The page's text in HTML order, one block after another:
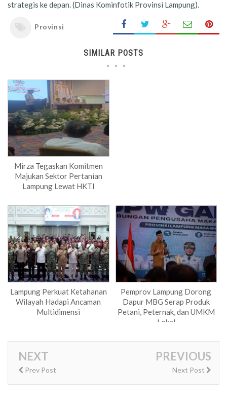
strategis ke depan. (Dinas Kominfotik Provinsi Lampung).
Provinsi
SIMILAR POSTS
Mirza Tegaskan Komitmen
Majukan Sektor Pertanian
Lampung Lewat HKTI
Lampung Perkuat Ketahanan
Wilayah Hadapi Ancaman
Multidimensi
Pemprov Lampung Dorong
Dapur MBG Serap Produk
Petani, Peternak, dan UMKM
Lokal
NEXT
Prev Post
PREVIOUS
Next Post